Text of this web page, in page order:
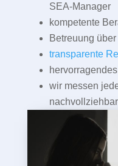
SEA-Manager
kompetente
Betreuung
transparente
wir messen